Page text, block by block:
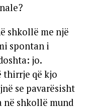
shkollë me një
spontan i
jo.
thirrje që kjo
se pavarësisht
në shkollë mund